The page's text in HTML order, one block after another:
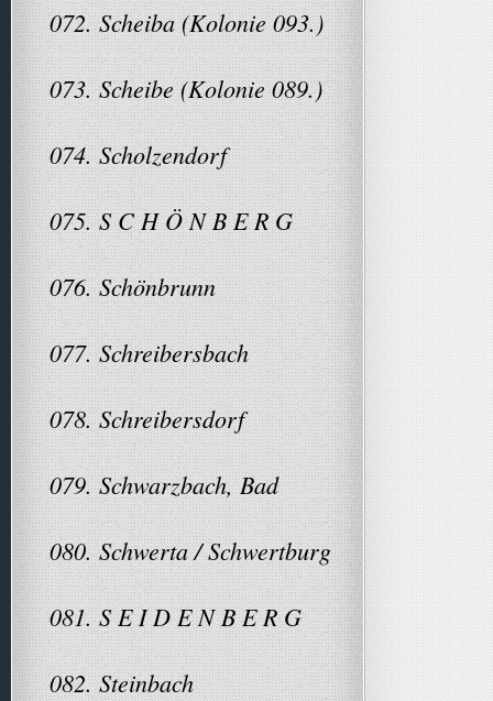
072. Scheiba (Kolonie 093.)
073. Scheibe (Kolonie 089.)
074. Scholzendorf
075. S C H Ö N B E R G
076. Schönbrunn
077. Schreibersbach
078. Schreibersdorf
079. Schwarzbach, Bad
080. Schwerta / Schwertburg
081. S E I D E N B E R G
082. Steinbach